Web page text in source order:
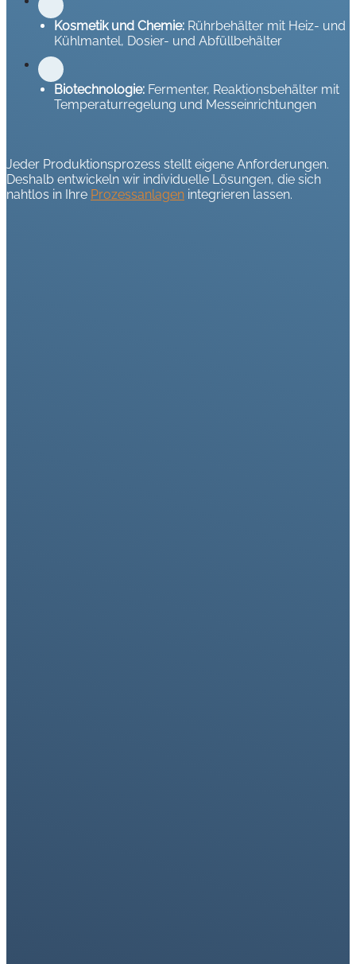
Kosmetik und Chemie: Rührbehälter mit Heiz- und
Kühlmantel, Dosier- und Abfüllbehälter
Biotechnologie: Fermenter, Reaktionsbehälter mit
Temperaturregelung und Messeinrichtungen
Jeder Produktionsprozess stellt eigene Anforderungen.
Deshalb entwickeln wir individuelle Lösungen, die sich
nahtlos in Ihre Prozessanlagen integrieren lassen.